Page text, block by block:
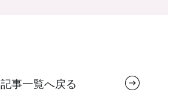
記事一覧へ戻る